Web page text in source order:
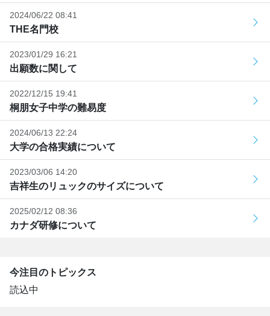
2024/06/22 08:41
THE名門校
2023/01/29 16:21
出願数に関して
2022/12/15 19:41
桐朋女子中学の難易度
2024/06/13 22:24
大学の合格実績について
2023/03/06 14:20
吉祥生のリュックのサイズについて
2025/02/12 08:36
カナダ研修について
今注目のトピックス
読込中